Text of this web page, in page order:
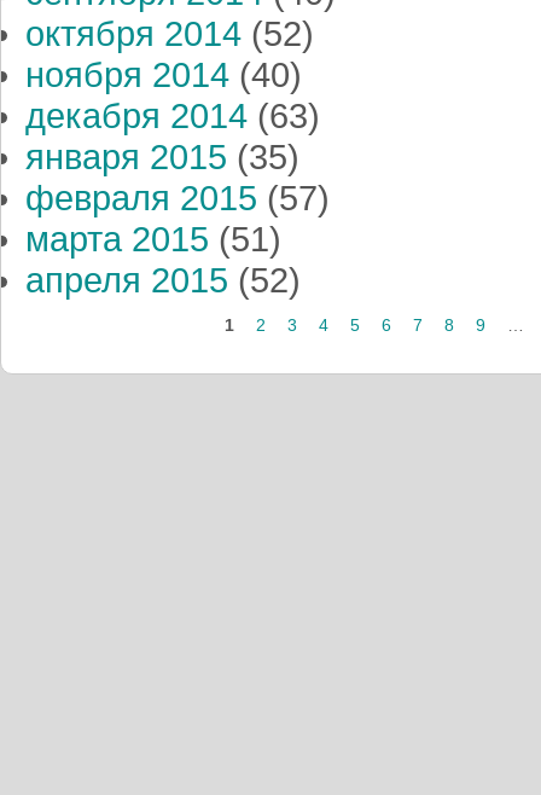
октября 2014 (52)
ноября 2014 (40)
декабря 2014 (63)
января 2015 (35)
февраля 2015 (57)
марта 2015 (51)
апреля 2015 (52)
1 2 3 4 5 6 7 8 9